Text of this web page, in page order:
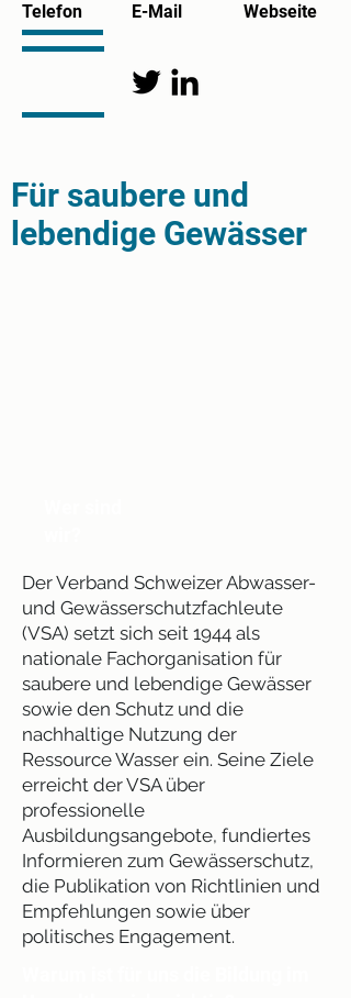
Telefon E-Mail Webseite
Für saubere und
lebendige Gewässer
Der Verband Schweizer Abwasser-
und Gewässerschutzfachleute
(VSA) setzt sich seit 1944 als
nationale Fachorganisation für
saubere und lebendige Gewässer
sowie den Schutz und die
nachhaltige Nutzung der
Ressource Wasser ein. Seine Ziele
erreicht der VSA über
professionelle
Ausbildungsangebote, fundiertes
Informieren zum Gewässerschutz,
die Publikation von Richtlinien und
Empfehlungen sowie über
politisches Engagement.